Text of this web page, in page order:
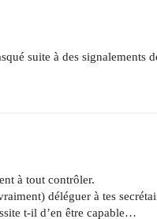
suite à des signalements
à tout contrôler.
déléguer à tes
t-il d’en être capable…